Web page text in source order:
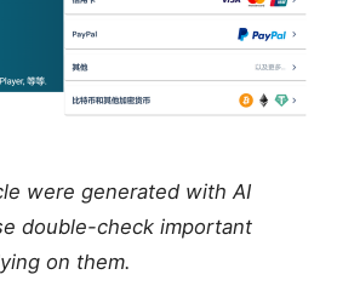
were generated with AI
double-check important
on them.